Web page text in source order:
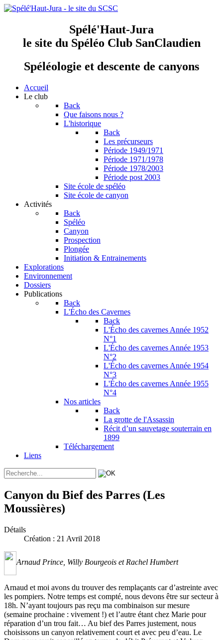
Spélé'Haut-Jura
le site du Spéléo Club SanClaudien
Spéléologie et descente de canyons
Accueil
Le club
Back
Que faisons nous ?
L'historique
Back
Les précurseurs
Période 1949/1971
Période 1971/1978
Période 1978/2003
Période post 2003
Site école de spéléo
Site école de canyon
Activités
Back
Spéléo
Canyon
Prospection
Plongée
Initiation & Entrainements
Explorations
Environnement
Dossiers
Publications
Back
L'Écho des Cavernes
Back
L'Écho des cavernes Année 1952
N°1
L'Écho des cavernes Année 1953
N°2
L'Écho des cavernes Année 1954
N°3
L'Écho des cavernes Année 1955
N°4
Nos articles
Back
La grotte de l'Assassin
Récit d’un sauvetage souterrain en
1899
Téléchargement
Liens
Canyon du Bief des Parres (Les
Moussières)
Détails
Création : 21 Avril 2018
Arnaud Prince, Willy Bourgeois et Rachel Humbert
Arnaud et moi avons du trouver des remplaçants car d’astreinte avec
les pompiers. Notre temps est compté, nous devons être sur secteur à
18h. N’ayant toujours pas reçu ma combinaison sur mesure
(semaine prochaine : vivement !) et l’autre étant chez Marie pour
réparation d’un trou fait… Au bief des Parres justement, nous
choisissons un canyon relativement court et avec peu d’eau. Le